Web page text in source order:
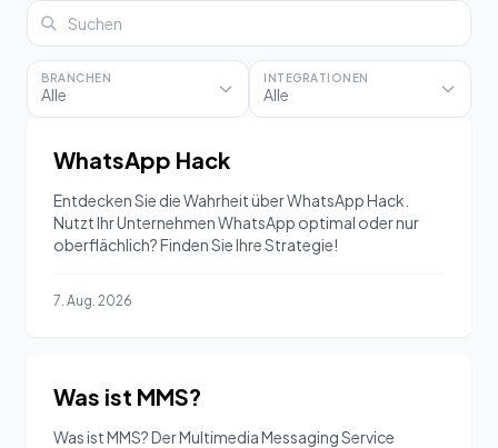
BRANCHEN
Alle
INTEGRATIONEN
Alle
WhatsApp Hack
Entdecken Sie die Wahrheit über WhatsApp Hack.
Nutzt Ihr Unternehmen WhatsApp optimal oder nur
oberflächlich? Finden Sie Ihre Strategie!
7. Aug. 2026
Was ist MMS?
Was ist MMS? Der Multimedia Messaging Service